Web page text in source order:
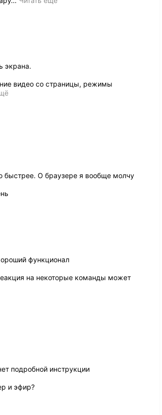
экрана.
видео со страницы, режимы
быстрее. О браузере я вообще молчу
функционал
на некоторые команды может
подробной инструкции
и эфир?